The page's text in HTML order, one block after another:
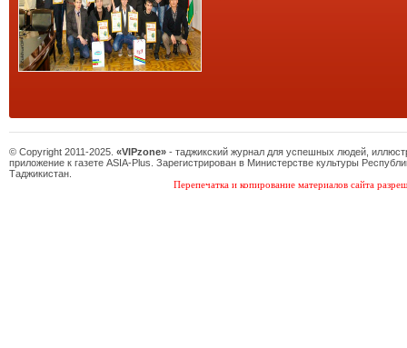
© Copyright 2011-2025. «VIPzone» - таджикский журнал для успешных людей,
приложение к газете ASIA-Plus. Зарегистрирован в Министерстве культуры
Таджикистан.
Перепечатка и копирование материалов сайта